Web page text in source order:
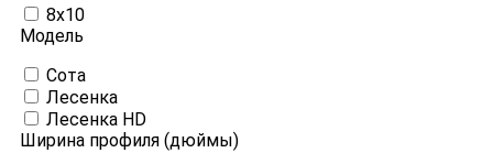
8х10
Модель
Сота
Лесенка
Лесенка HD
Ширина профиля (дюймы)